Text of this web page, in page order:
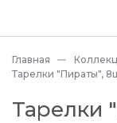
Главная
Тарелки "Пираты",
Тарелки